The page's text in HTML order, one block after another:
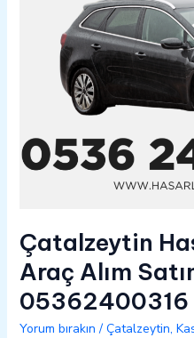
Çatalzeytin
Araç Alım
05362400316
Yorum bırakın / Çatalzeytin,